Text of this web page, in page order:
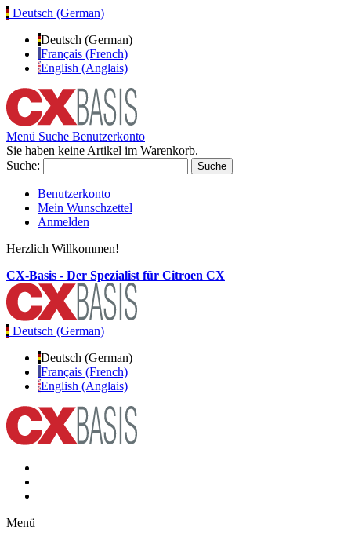
Deutsch (German)
Deutsch (German)
Français (French)
English (Anglais)
Menü Suche Benutzerkonto
Sie haben keine Artikel im Warenkorb.
Suche:
Suche
Benutzerkonto
Mein Wunschzettel
Anmelden
Herzlich Willkommen!
CX-Basis - Der Spezialist für Citroen CX
Deutsch (German)
Deutsch (German)
Français (French)
English (Anglais)
Menü